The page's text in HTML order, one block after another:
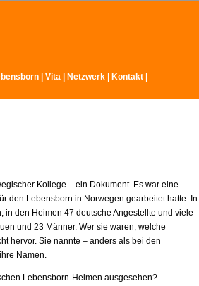
Vita Netzwerk Kontakt
Kollege – ein Dokument. Es war eine
den Lebensborn in Norwegen gearbeitet hatte. In
in den Heimen 47 deutsche Angestellte und viele
und 23 Männer. Wer sie waren, welche
hervor. Sie nannte – anders als bei den
Namen.
Lebensborn-Heimen ausgesehen?